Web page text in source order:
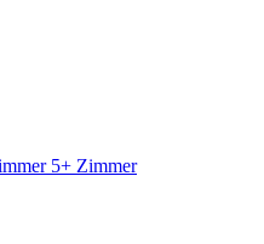
5+ Zimmer